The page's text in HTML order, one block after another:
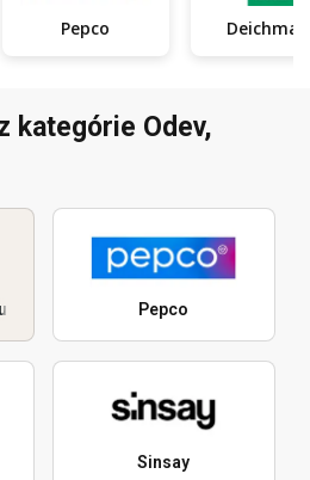
Pepco
kategórie Odev,
Pepco
Sinsay